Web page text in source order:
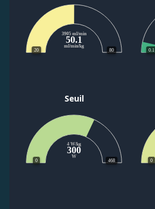
20 80
3905 ml/min
50.1
ml/min/kg
0.1
Seuil
0 468
4 W/kg
300
W
0